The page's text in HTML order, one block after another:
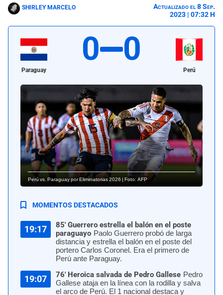
SHIRLEY MARCELO
Actualizado el 8 Sep.
2023 | 07:32 H
Paraguay
0 0
Perú
Perú vs. Paraguay por Eliminatorias 2026 | Foto: AFP
MOMENTOS DESTACADOS
19:17
85' Guerrero estrella el balón en el poste
paraguayo Paolo Guerrero probó de larga
distancia y estrella el balón en el poste del
portero Carlos Coronel. Era el primero de
Perú ante Paraguay.
19:07 76' Heroica salvada de Pedro Gallese Pedro
Gallese ataja en la línea con la rodilla y salva
el arco de Perú. El 1 nacional destaca y